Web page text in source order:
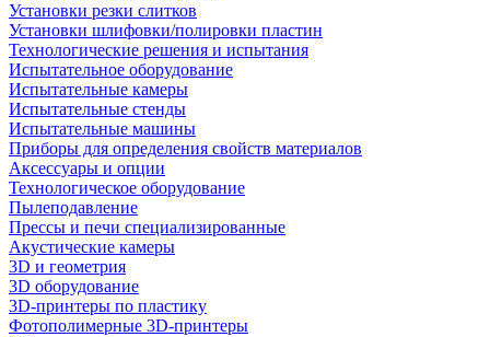
Установки резки слитков
Установки шлифовки/полировки пластин
Технологические решения и испытания
Испытательное оборудование
Испытательные камеры
Испытательные стенды
Испытательные машины
Приборы для определения свойств материалов
Аксессуары и опции
Технологическое оборудование
Пылеподавление
Прессы и печи специализированные
Акустические камеры
3D и геометрия
3D оборудование
3D-принтеры по пластику
Фотополимерные 3D-принтеры